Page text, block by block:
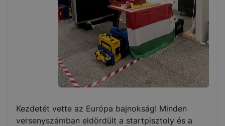
Kezdetét vette az Európa bajnokság! Minden
versenyszámban eldördült a startpisztoly és a